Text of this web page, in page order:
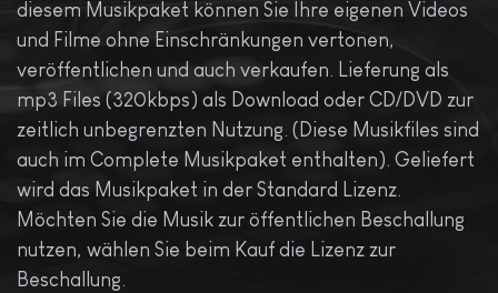
diesem Musikpaket können Sie Ihre eigenen Videos
und Filme ohne Einschränkungen vertonen,
veröffentlichen und auch verkaufen. Lieferung als
mp3 Files (320kbps) als Download oder CD/DVD zur
zeitlich unbegrenzten Nutzung. (Diese Musikfiles sind
auch im Complete Musikpaket enthalten). Geliefert
wird das Musikpaket in der Standard Lizenz.
Möchten Sie die Musik zur öffentlichen Beschallung
nutzen, wählen Sie beim Kauf die Lizenz zur
Beschallung.